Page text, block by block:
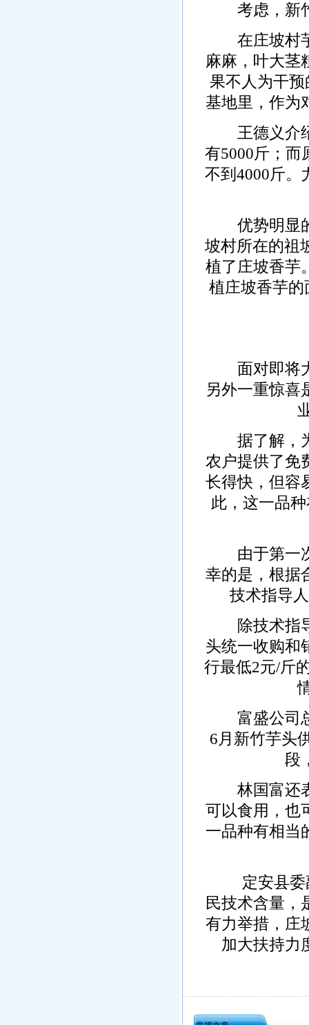
考虑，新
在庄坡村芋
麻麻，叶大茎
果不人为干
基地里，作为
王德义介绍
有5000斤；而
不到4000斤。
优势明显的
坡村所在的祖
植了庄坡香芋
植庄坡香芋的
面对即将大
另外一重惊喜
据了解，为
农户提供了免
长得快，但容
此，这一品
由于第一次
幸的是，根据
技术指导
除技术指导
头统一收购和
行最低2元/斤
富盛公司总
6月新竹芋头
段
林国富还表
可以食用，也
一品种有相当
定安县委副
民技术含量，
有力举措，庄
加大扶持力